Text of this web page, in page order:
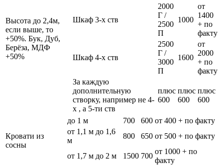
Высота до 2,4м,
если выше, то
+50%. Бук, Дуб,
Берёза, МДФ
+50%
Шкаф 3-х ств
2000
Г /
2500
П
1000
от
1400
+ по
факту
Шкаф 4-х ств
2500
Г /
3000
П
1600
от
2000
+ по
факту
За каждую
дополнительную
створку, например не 4-
х , а 5-ти ств
плюс
600
плюс
600
плюс
600
Кровати из
сосны
до 1 м 700 600 от 400 + по факту
от 1,1 м до 1,6
м
800 650 от 500 + по факту
от 1,7 м до 2 м 1500 700
от 1000 + по
факту